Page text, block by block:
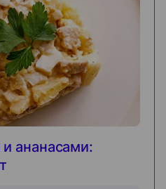
ананасами: